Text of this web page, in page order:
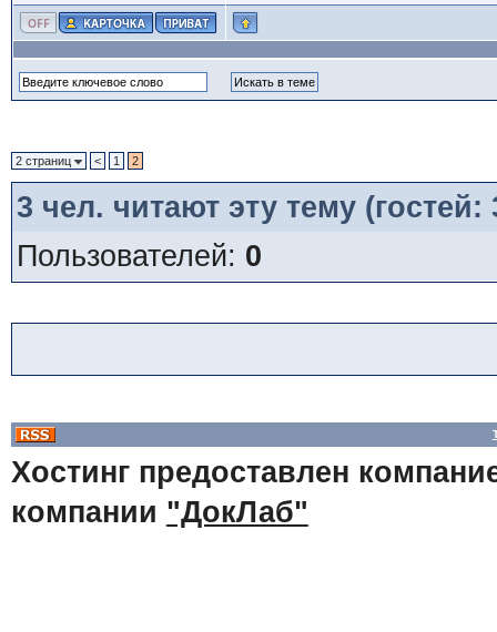
2 страниц < 1 2
3 чел. читают эту тему
Пользователей: 0
Хостинг предоставлен
компании "ДокЛаб"